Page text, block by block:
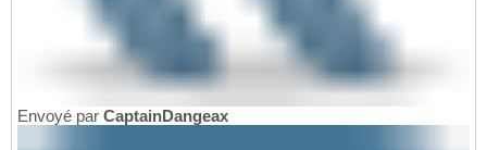
Envoyé par CaptainDangeax